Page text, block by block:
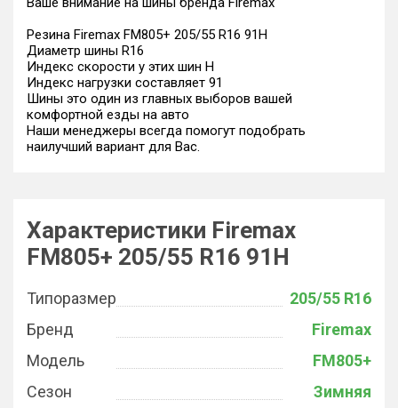
Резина Firemax FM805+ 205/55 R16 91H
Диаметр шины R16
Индекс скорости у этих шин H
Индекс нагрузки составляет 91
Шины это один из главных выборов вашей
комфортной езды на авто
Наши менеджеры всегда помогут подобрать
наилучший вариант для Вас.
Характеристики Firemax
FM805+ 205/55 R16 91H
Типоразмер
205/55 R16
Бренд
Firemax
Модель
FM805+
Сезон
Зимняя